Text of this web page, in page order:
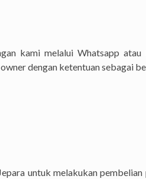
kami melalui Whatsapp atau
dengan ketentuan sebagai
untuk melakukan